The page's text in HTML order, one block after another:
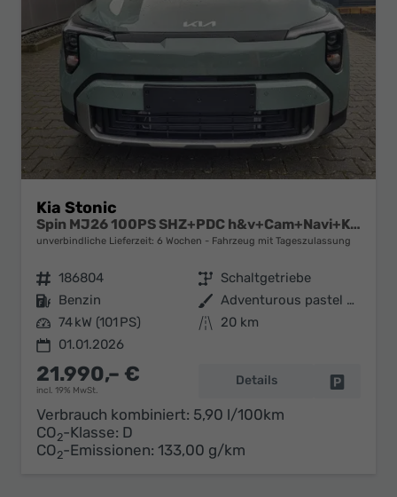
Kia Stonic
Spin MJ26 100PS SHZ+PDC h&v+Cam+Navi+Klima
unverbindliche Lieferzeit: 6 Wochen Fahrzeug mit Tageszulassung
Fahrzeugnr. 186804 Getriebe Schaltgetriebe
Kraftstoff Benzin Außenfarbe
Adventurous pastel Green A2G
Leistung 74 kW (101 PS) Kilometerstand
20 km
01.01.2026
21.990,– €
incl. 19% MwSt.
Details
Verbrauch kombiniert: 5,90 l/100km
CO2-Klasse: D
CO2-Emissionen: 133,00 g/km